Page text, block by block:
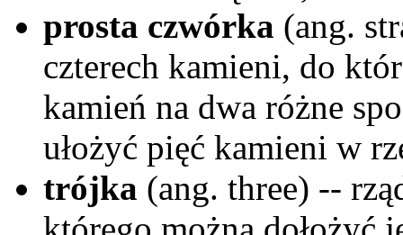
prosta czwórka (ang.
czterech kamieni, do
kamień na dwa różne
ułożyć pięć kamieni w
trójka (ang. three) --